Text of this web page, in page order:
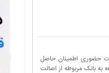
حضوری اطمینان حاصل
به بانک مربوطه از اصالت